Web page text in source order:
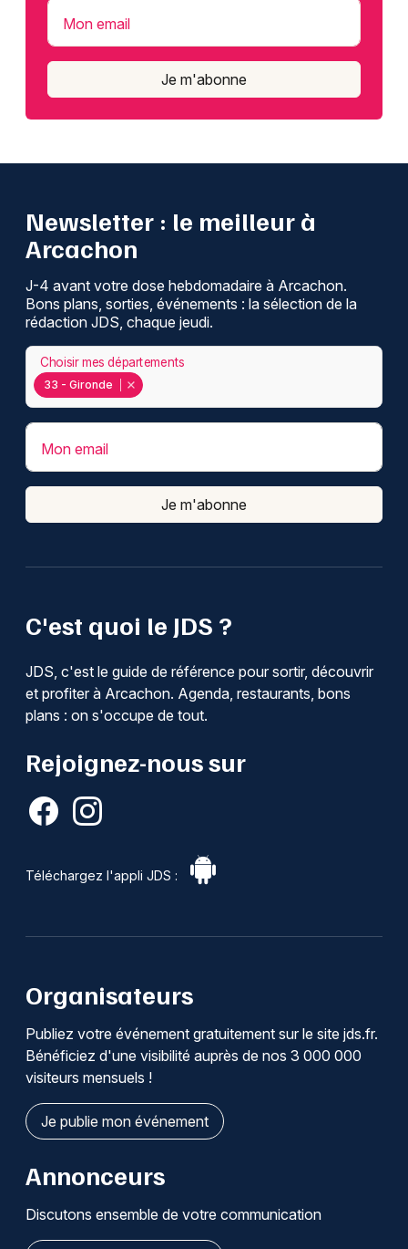
Mon email
Je m'abonne
C'est quoi le JDS ?
JDS, c'est le guide de référence pour sortir, découvrir
et profiter à Arcachon. Agenda, restaurants, bons
plans : on s'occupe de tout.
Rejoignez-nous sur
Téléchargez l'appli JDS :
Newsletter : le meilleur à
Arcachon
J-4 avant votre dose hebdomadaire à Arcachon.
Bons plans, sorties, événements : la sélection de la
rédaction JDS, chaque jeudi.
33 - Gironde
Choisir mes départements
Mon email
Je m'abonne
Organisateurs
Publiez votre événement gratuitement sur le site jds.fr.
Bénéficiez d'une visibilité auprès de nos 3 000 000
visiteurs mensuels !
Je publie mon événement
Annonceurs
Discutons ensemble de votre communication